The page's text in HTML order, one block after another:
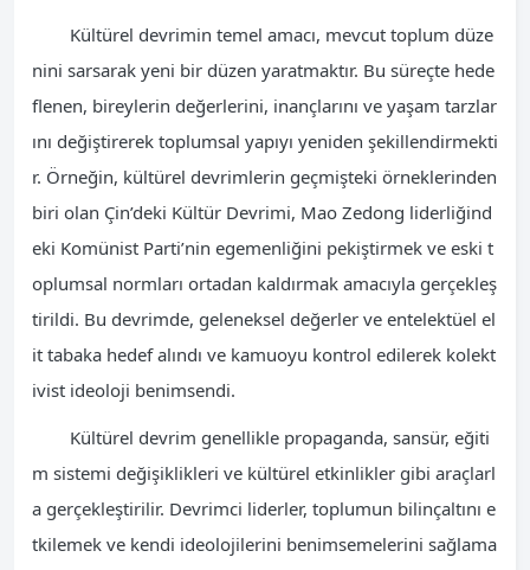
Kültürel devrimin temel amacı, mevcut toplum düze
nini sarsarak yeni bir düzen yaratmaktır. Bu süreçte hede
flenen, bireylerin değerlerini, inançlarını ve yaşam tarzlar
ını değiştirerek toplumsal yapıyı yeniden şekillendirmekti
r. Örneğin, kültürel devrimlerin geçmişteki örneklerinden
biri olan Çin’deki Kültür Devrimi, Mao Zedong liderliğind
eki Komünist Parti’nin egemenliğini pekiştirmek ve eski t
oplumsal normları ortadan kaldırmak amacıyla gerçekleş
tirildi. Bu devrimde, geleneksel değerler ve entelektüel el
it tabaka hedef alındı ve kamuoyu kontrol edilerek kolekt
ivist ideoloji benimsendi.
Kültürel devrim genellikle propaganda, sansür, eğiti
m sistemi değişiklikleri ve kültürel etkinlikler gibi araçlarl
a gerçekleştirilir. Devrimci liderler, toplumun bilinçaltını e
tkilemek ve kendi ideolojilerini benimsemelerini sağlama